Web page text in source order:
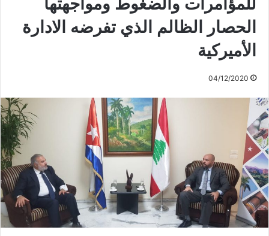
الحصار الظالم الذي تفرضه الادارة
الأميركية
04/12/2020